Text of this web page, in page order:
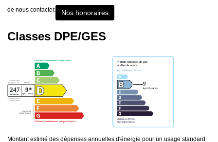
de nous contacter. Nos honoraires
Classes DPE/GES
Montant estimé des dépenses annuelles d'énergie pour un usage standard